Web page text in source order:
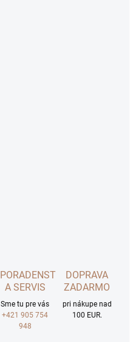
PORADENSTVO
A SERVIS
Sme tu pre vás
+421 905 754
948
DOPRAVA
ZADARMO
pri nákupe nad
100 EUR.